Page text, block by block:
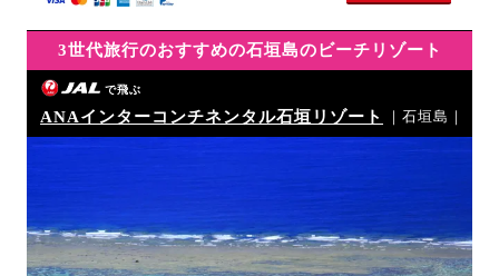
3世代旅行のおすすめの石垣島のビーチリゾート
で飛ぶ
ANAインターコンチネンタル石垣リゾート ｜石垣島｜